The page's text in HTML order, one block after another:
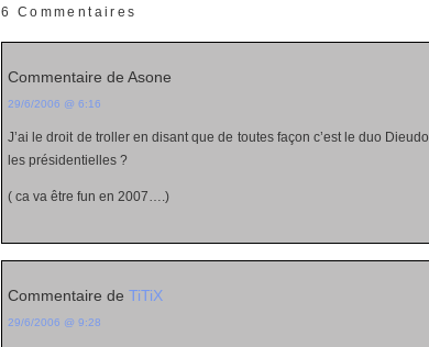
6 Commentaires
Commentaire de Asone
29/6/2006 @ 6:16
J’ai le droit de troller en disant que de toutes façon c’est le duo
les présidentielles ?
( ca va être fun en 2007….)
Commentaire de TiTiX
29/6/2006 @ 9:28